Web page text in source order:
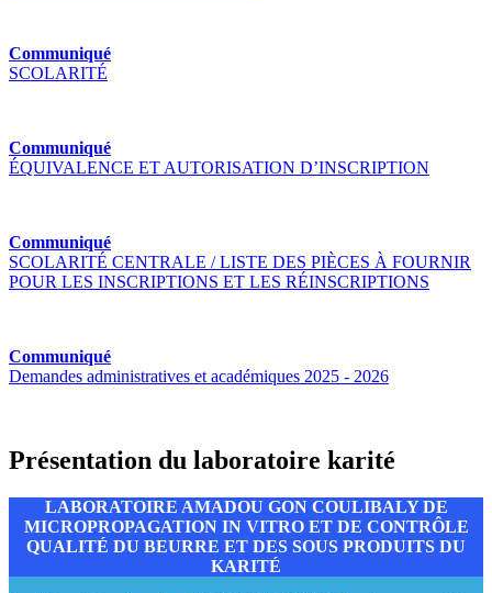
Communiqué
SCOLARITÉ
Communiqué
ÉQUIVALENCE ET AUTORISATION D’INSCRIPTION
Communiqué
SCOLARITÉ CENTRALE / LISTE DES PIÈCES À FOURNIR
POUR LES INSCRIPTIONS ET LES RÉINSCRIPTIONS
Communiqué
Demandes administratives et académiques 2025 - 2026
Présentation du laboratoire karité
LABORATOIRE AMADOU GON COULIBALY DE
MICROPROPAGATION IN VITRO ET DE CONTRÔLE
QUALITÉ DU BEURRE ET DES SOUS PRODUITS DU
KARITÉ